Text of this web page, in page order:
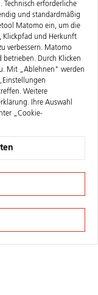
Technisch erforderliche
und standardmäßig
Matomo ein, um die
Klickpfad und Herkunft
verbessern. Matomo
betrieben. Durch Klicken
Mit „Ablehnen" werden
Weitere
. Ihre Auswahl
„Cookie-